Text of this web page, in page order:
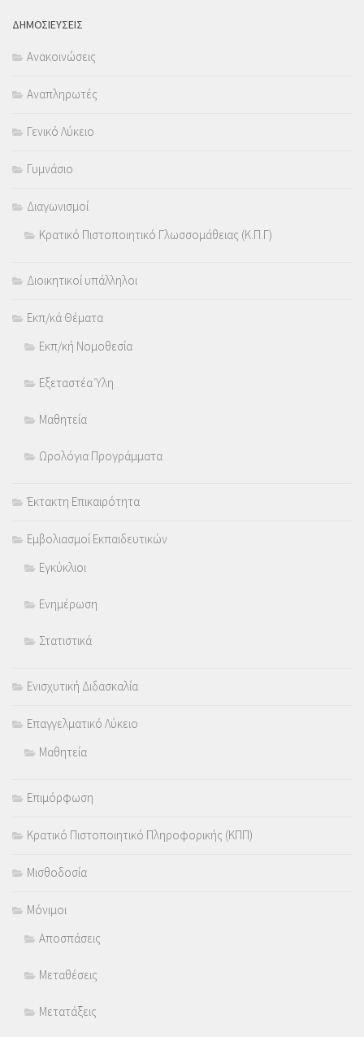
ΔΗΜΟΣΙΕΥΣΕΙΣ
Ανακοινώσεις
Αναπληρωτές
Γενικό Λύκειο
Γυμνάσιο
Διαγωνισμοί
Κρατικό Πιστοποιητικό Γλωσσομάθειας (Κ.Π.Γ)
Διοικητικοί υπάλληλοι
Εκπ/κά Θέματα
Εκπ/κή Νομοθεσία
Εξεταστέα Ύλη
Μαθητεία
Ωρολόγια Προγράμματα
Έκτακτη Επικαιρότητα
Εμβολιασμοί Εκπαιδευτικών
Εγκύκλιοι
Ενημέρωση
Στατιστικά
Ενισχυτική Διδασκαλία
Επαγγελματικό Λύκειο
Μαθητεία
Επιμόρφωση
Κρατικό Πιστοποιητικό Πληροφορικής (ΚΠΠ)
Μισθοδοσία
Μόνιμοι
Αποσπάσεις
Μεταθέσεις
Μετατάξεις